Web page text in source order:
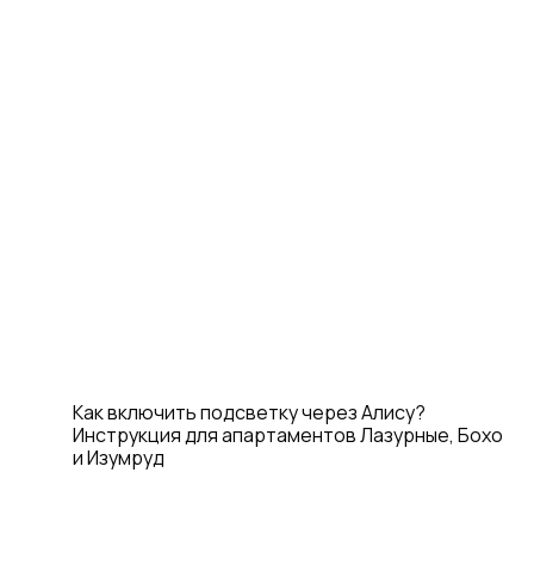
Как включить подсветку через Алису?
Инструкция для апартаментов Лазурные, Бохо
и Изумруд